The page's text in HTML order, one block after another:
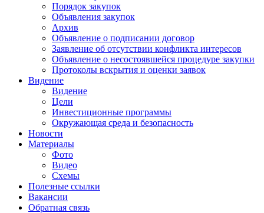
Порядок закупок
Объявления закупок
Архив
Объявление о подписании договор
Заявление об отсутствии конфликта интересов
Объявление о несостоявшейся процедуре закупки
Протоколы вскрытия и оценки заявок
Видение
Видение
Цели
Инвестиционные программы
Окружающая среда и безопасность
Новости
Материалы
Фото
Видео
Схемы
Полезные ссылки
Вакансии
Обратная связь